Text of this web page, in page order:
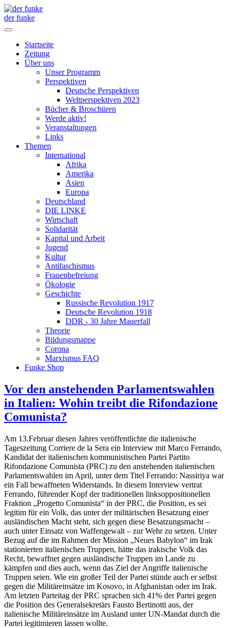
der funke
Startseite
Zeitung
Über uns
Unser Programm
Perspektiven
Deutsche Perspektiven
Weltperspektiven 2023
Bücher & Broschüren
Werde aktiv!
Veranstaltungen
Links
Themen
International
Afrika
Amerika
Asien
Europa
Deutschland
DIE LINKE
Wirtschaft
Solidarität
Kapital und Arbeit
Jugend
Kultur
Antifaschismus
Frauenbefreiung
Ökologie
Geschichte
Russische Revolution 1917
Deutsche Revolution 1918
DDR - 30 Jahre Mauerfall
Theorie
Bildungsmappe
Corona
Marxismus FAQ
Funke Shop
Vor den anstehenden Parlamentswahlen
in Italien: Wohin treibt die Rifondazione
Comunista?
Am 13.Februar diesen Jahres veröffentlichte die italienische
Tageszeitung Corriere de la Sera ein Interview mit Marco Ferrando,
Kandidat der italienischen kommunistischen Partei Partito
Rifondazione Comunista (PRC) zu den anstehenden italienischen
Parlamentswahlen im April, unter dem Titel Ferrando: Nassiriya war
ein Fall bewaffneten Widerstands. In diesem Interview vertrat
Ferrando, führender Kopf der traditionellen linksoppositionellen
Fraktion „Progetto Comunista“ in der PRC, die Position, es sei
legitim für ein Volk, das unter der militärischen Besatzung einer
ausländischen Macht steht, sich gegen diese Besatzungsmacht –
auch unter Einsatz von Waffengewalt – zur Wehr zu setzen. Unter
Bezug auf die im Rahmen der Mission „Neues Babylon“ im Irak
stationierten italienischen Truppen, hätte das irakische Volk das
Recht, bewaffnet gegen ausländische Truppen im Lande zu
kämpfen und dies auch, wenn das Ziel der Angriffe italienische
Truppen seien. Wie ein großer Teil der Partei stünde auch er selbst
gegen die Militäreinsätze im Kosovo, in Afghanistan oder im Irak.
Am letzten Parteitag der PRC sprachen sich 41% der Partei gegen
die Position des Generalsekretärs Fausto Bertinotti aus, der
italienische Militäreinsätze im Ausland unter UN-Mandat durch die
Partei legitimieren lassen wollte.